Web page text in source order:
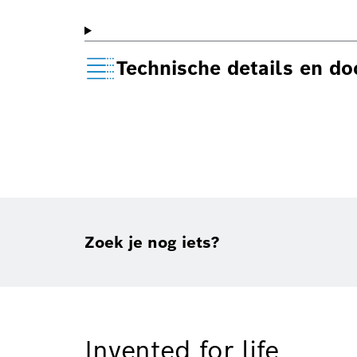
Technische details en
Zoek je nog iets?
Invented for life